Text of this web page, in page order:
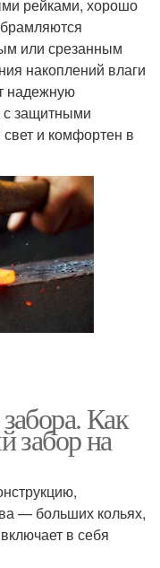
рейками, хорошо
или срезанным
накоплений влаги
надежную
с защитными
и комфортен в
Как
забор на
— больших кольях,
в себя